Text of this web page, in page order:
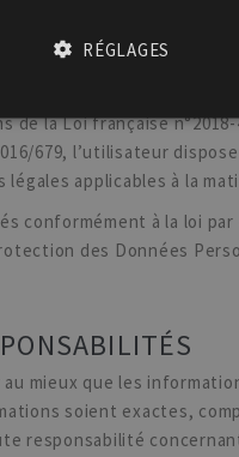
n’a pas à
des données
de la Loi française
679, l’utilisateur
applicables à la
conformément à la loi
des Données
au mieux que les
soient exactes,
responsabilité
RÉGLAGES